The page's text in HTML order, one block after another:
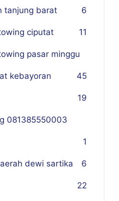
tanjung barat 6
ciputat 11
pasar minggu
45
kebayoran
19
081385550003
1
dewi sartika 6
22